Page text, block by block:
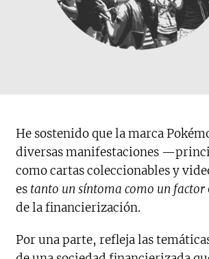
He sostenido que la marca
diversas manifestaciones
como cartas coleccionables y
es tanto un síntoma como un factor
de la financierización.
Por una parte, refleja las